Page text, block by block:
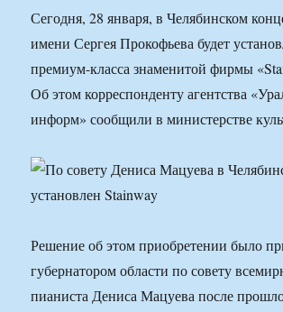
Сегодня, 28 января, в Челябинском
имени Сергея Прокофьева будет
премиум-класса знаменитой фирмы
Об этом корреспонденту агентства
информ» сообщили в министерстве
Решение об этом приобретении было
губернатором области по совету
пианиста Дениса Мацуева после